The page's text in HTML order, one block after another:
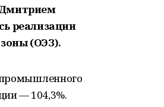
Дмитрием
реализации
(ОЭЗ).
промышленного
— 104,3%.